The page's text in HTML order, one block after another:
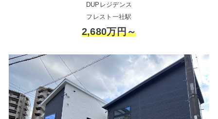
DUPレジデンス
フレスト一社駅
2,680万円～